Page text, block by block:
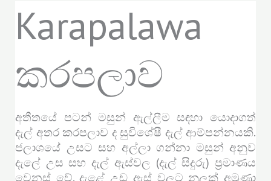
Karapalawa
කරපලාව
අතීතයේ පටන් මසුන් ඇල්ලීම සඳහා යොදාගත්
දැල් අතර කරපලාව ද සුවිශේෂී දැල් ආම්පන්නයකි.
ජලාශයේ උසට සහ අල්ලා ගන්නා මසුන් අනුව
දැලේ උස සහ දැල් ඇස්වල (දැල් සිදුරු) ප්‍රමාණය
වෙනස් වේ. දැළේ උඩ ඇස් වලට නූලක් අමුණා